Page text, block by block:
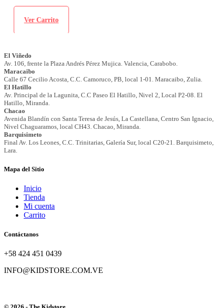
Ver Carrito
Mapa del Sitio
Inicio
Tienda
Mi cuenta
Carrito
Contáctanos
+58 424 451 0439
INFO@KIDSTORE.COM.VE